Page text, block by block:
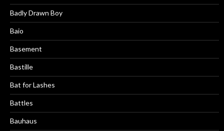
Badly Drawn Boy
Baio
Basement
Bastille
Bat for Lashes
Battles
Bauhaus